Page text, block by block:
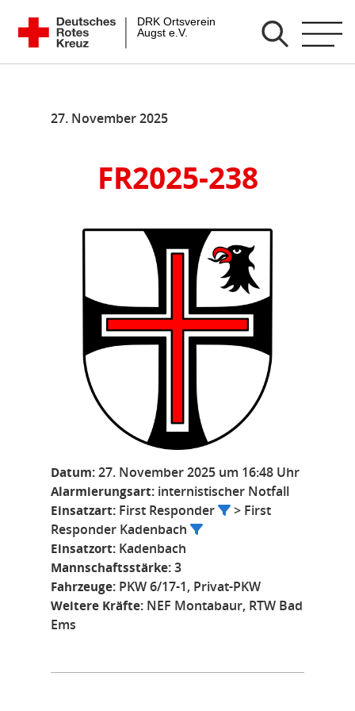
Zum
Inhalt
springen
DRK Ortsverein Augst e.V.
27. November 2025
FR2025-238
Datum:27. November 2025 um 16:48 Uhr
Alarmierungsart: internistischer Notfall
Einsatzart: First Responder
> First
Responder Kadenbach
Einsatzort: Kadenbach
Mannschaftsstärke:3
Fahrzeuge: PKW 6/17-1, Privat-PKW
Weitere Kräfte: NEF Montabaur, RTW Bad
Ems